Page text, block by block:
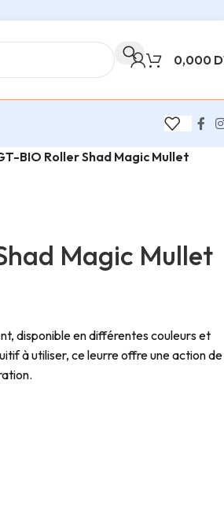
0,000
BIO Roller Shad Magic Mullet
Magic Mullet
disponible en différentes couleurs et
à utiliser, ce leurre offre une action de